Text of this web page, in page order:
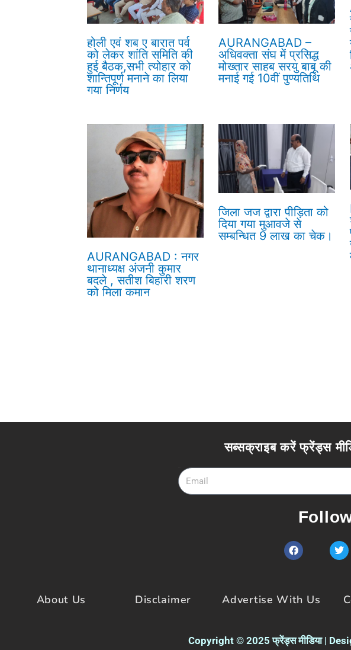
होली एवं शब ए बारात पर्व
को लेकर शांति समिति की
हुई बैठक,सभी त्योहार को
शान्तिपूर्ण मनाने का लिया
गया निर्णय
AURANGABAD –
अधिवक्ता संघ में प्रसिद्ध
मोख्तार साहब सरयु बाबू की
मनाई गई 10वीं पुण्यतिथि
AURANGABAD : नगर
थानाध्यक्ष अंजनी कुमार
बदले , सतीश बिहारी शरण
को मिला कमान
जिला जज द्वारा पीड़िता को
दिया गया मुआवजे से
सम्बन्धित 9 लाख का चेक।
सब्सक्राइब करें फ्रेंड्स
F
a
c
o
T
w
i
About Us Disclaimer Advertise With Us
Copyright © 2025 फ्रेंड्स मीडिया |